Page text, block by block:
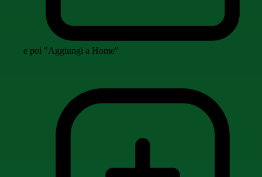
e poi "Aggiungi a Home"